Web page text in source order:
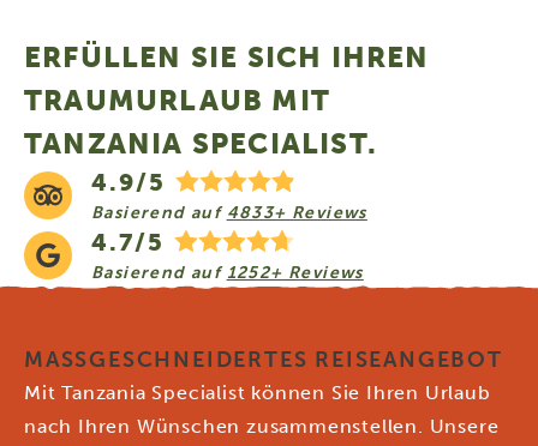
ERFÜLLEN SIE SICH IHREN
TRAUMURLAUB MIT
TANZANIA SPECIALIST.
4.9/5
Basierend auf 4833+ Reviews
4.7/5
Basierend auf1252+ Reviews
MASSGESCHNEIDERTES REISEANGEBOT
Mit Tanzania Specialist können Sie Ihren Urlaub
nach Ihren Wünschen zusammenstellen. Unsere